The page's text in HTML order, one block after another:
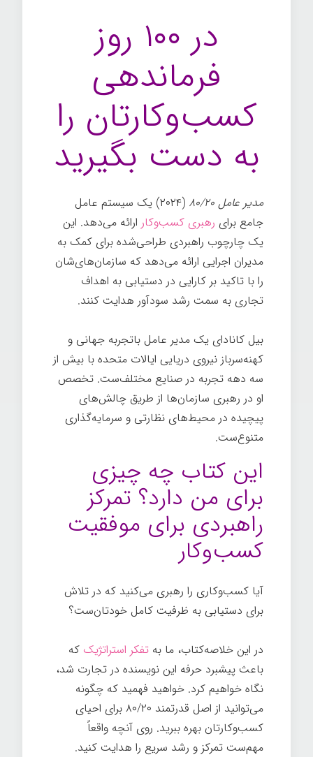
در ۱۰۰ روز
فرماندهی
کسب‌وکارتان را
به دست بگیرید
مدیر عامل ۸۰/۲۰
(۲۰۲۴) یک سیستم عامل
جامع برای رهبری کسب‌وکار ارائه می‌دهد. این
یک چارچوب راهبردی طراحی‌شده برای کمک به
مدیران اجرایی ارائه می‌دهد که سازمان‌های‌شان
را با تاکید بر کارایی در دستیابی به اهداف
تجاری به سمت رشد سودآور هدایت کنند.
بیل کانادای یک مدیر عامل باتجربه جهانی و
کهنه‌سرباز نیروی دریایی ایالات متحده با بیش از
سه دهه تجربه در صنایع مختلف‌ست. تخصص
او در رهبری سازمان‌ها از طریق چالش‌های
پیچیده در محیط‌های نظارتی و سرمایه‌گذاری
متنوع‌ست.
این کتاب چه چیزی
برای من دارد؟ تمرکز
راهبردی برای موفقیت
کسب‌وکار
آیا کسب‌وکاری را رهبری می‌کنید که در تلاش
برای دستیابی به ظرفیت کامل خودتان‌ست؟
در این خلاصه‌کتاب، ما به تفکر استراتژیک که
باعث پیشبرد حرفه این نویسنده در تجارت شد،
نگاه خواهیم کرد. خواهید فهمید که چگونه
می‌توانید از اصل قدرتمند ۸۰/۲۰ برای احیای
کسب‌وکارتان بهره ببرید. روی آنچه واقعاً
مهم‌ست تمرکز و رشد سریع را هدایت کنید.